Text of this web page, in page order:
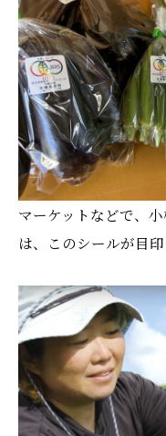
マーケットなどで、
は、このシールが目印